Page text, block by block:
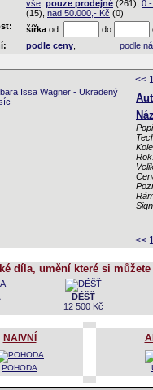
vše pouze prodejné (261), 0
(15), nad 50.000,- Kč (0)
šířka od: do
podle ceny
podle
<<
<<
díla, umění které si
DÉŠŤ
12 500 Kč
NAIVNÍ
POHODA